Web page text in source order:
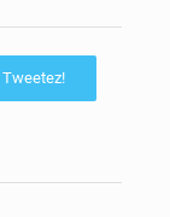
Tweetez!